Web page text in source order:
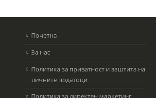
Почетна
За нас
Политика за приватност и заштита на
личните податоци